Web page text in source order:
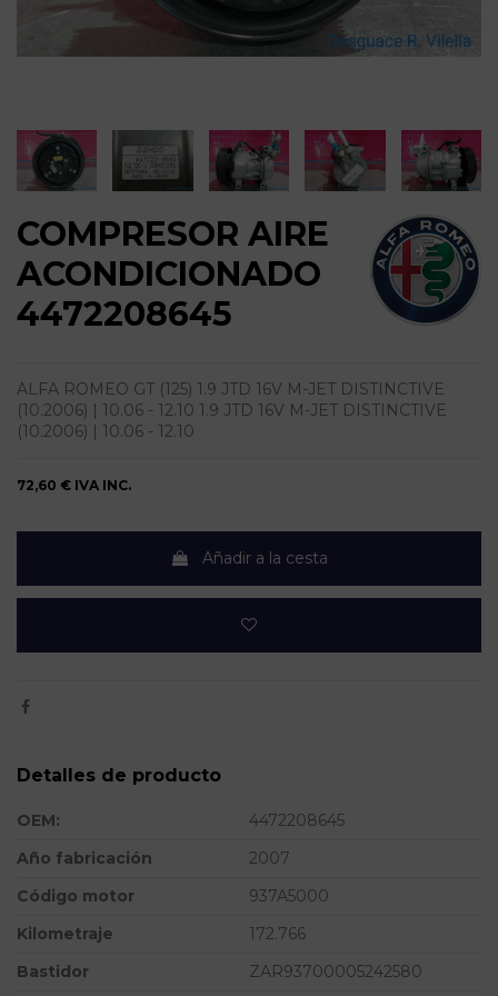
COMPRESOR AIRE
ACONDICIONADO
4472208645
ALFA ROMEO GT (125) 1.9 JTD 16V M-JET DISTINCTIVE
(10.2006) | 10.06 - 12.10 1.9 JTD 16V M-JET DISTINCTIVE
(10.2006) | 10.06 - 12.10
72,60 € IVA INC.
Añadir a la cesta
Detalles de producto
OEM:
4472208645
Año fabricación
2007
Código motor
937A5000
Kilometraje
172.766
Bastidor
ZAR93700005242580